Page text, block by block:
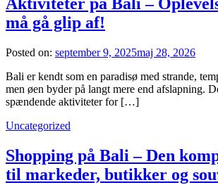
Aktiviteter på Bali –
må gå glip af!
Posted on: september 9, 2025maj 28, 2026
Bali er kendt som en paradisø med strande,
men øen byder på langt mere end afslapning.
spændende aktiviteter for […]
Uncategorized
Shopping på Bali – Den
til markeder, butikker og